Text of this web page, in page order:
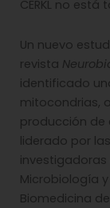
CERKL no
Un nuevo
revista
identificado
mitocondrias,
producción de
liderado por
Microbiología
Biomedicina